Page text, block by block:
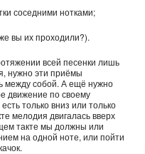
соседними нотками;
вы их проходили?).
всей песенки лишь
нужно эти приёмы
между собой. А ещё нужно
движение по своему
только вниз или только
мелодия двигалась вверх
такте мы должны или
на одной ноте, или пойти